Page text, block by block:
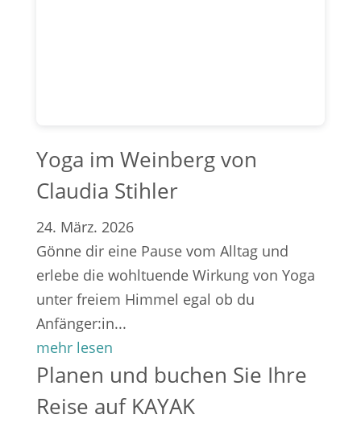
Yoga im Weinbergvon
Claudia Stihler
24. März. 2026
Gönne dir eine Pause vom Alltag und
erlebe die wohltuende Wirkung von Yoga
unter freiem Himmel egal ob du
Anfänger:in...
mehr lesen
Planen und buchen Sie Ihre
Reise auf KAYAK